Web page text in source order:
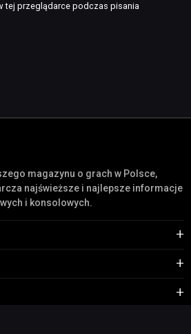
tej przeglądarce podczas pisania
magazynu o grach w Polsce,
najświeższe i najlepsze informacje
i konsolowych.